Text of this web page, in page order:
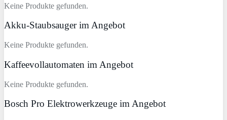
Keine Produkte gefunden.
Akku-Staubsauger im Angebot
Keine Produkte gefunden.
Kaffeevollautomaten im Angebot
Keine Produkte gefunden.
Bosch Pro Elektrowerkzeuge im Angebot